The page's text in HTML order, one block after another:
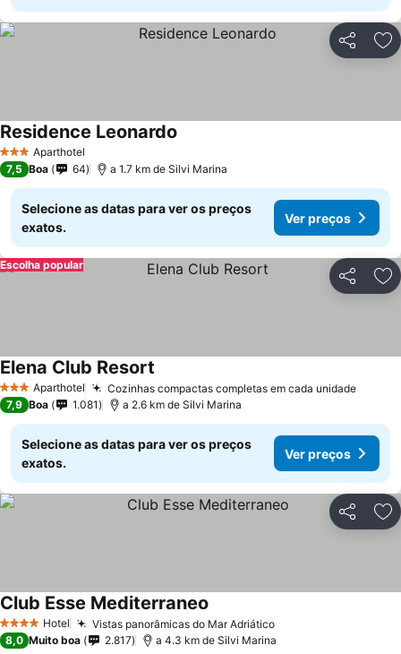
Partilhar
3 EstrelasAparthotel
Residence Leonardo
7,5 Boa 64 a 1.7 km de Silvi Marina
Selecione as datas para ver os preços
exatos.
Ver preços
Partilhar
Escolha popular
3 EstrelasAparthotel Cozinhas compactas completas em cada unidade
Elena Club Resort
7,9 Boa 1.081 a 2.6 km de Silvi Marina
Selecione as datas para ver os preços
exatos.
Ver preços
Partilhar
4 EstrelasHotel Vistas panorâmicas do Mar Adriático
Club Esse Mediterraneo
8,0 Muito boa 2.817 a 4.3 km de Silvi Marina